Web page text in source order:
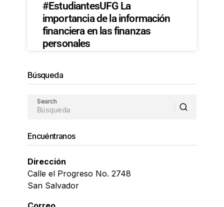
#EstudiantesUFG La
importancia de la información
financiera en las finanzas
personales
Búsqueda
Search
Encuéntranos
Dirección
Calle el Progreso No. 2748
San Salvador